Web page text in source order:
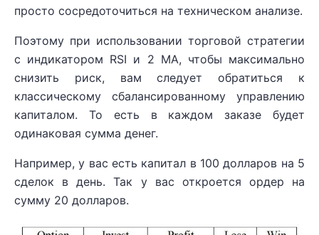
просто сосредоточиться на техническом анализе.
Поэтому при использовании торговой стратегии
с индикатором RSI и 2 MA, чтобы максимально
снизить риск, вам следует обратиться к
классическому сбалансированному управлению
капиталом. То есть в каждом заказе будет
одинаковая сумма денег.
Например, у вас есть капитал в 100 долларов на 5
сделок в день. Так у вас откроется ордер на
сумму 20 долларов.